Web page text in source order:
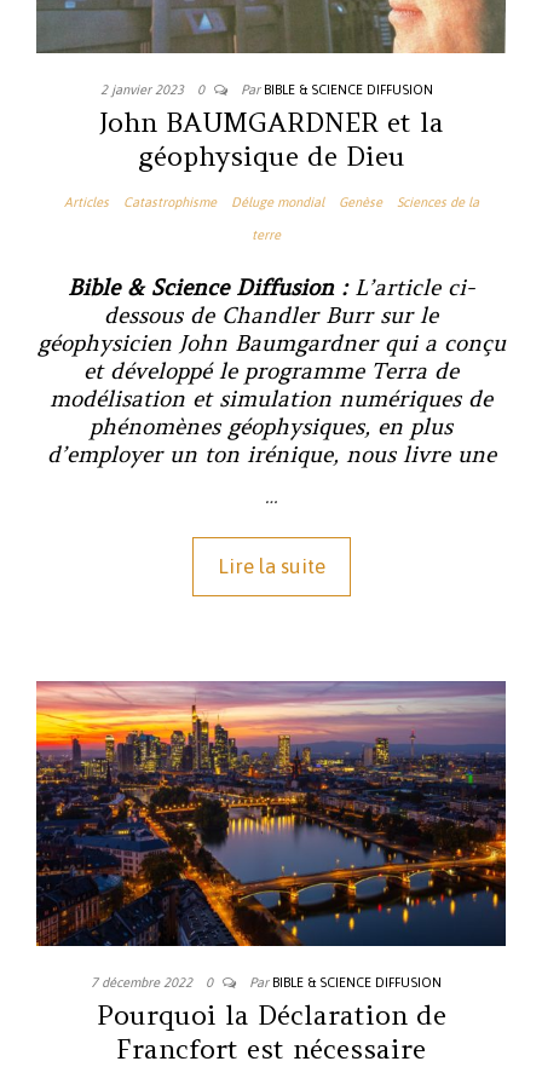
2 janvier 2023 0 Par BIBLE & SCIENCE DIFFUSION
John BAUMGARDNER et la
géophysique de Dieu
Articles Catastrophisme Déluge mondial Genèse Sciences de la
terre
Bible & Science Diffusion :L’article ci-
dessous de Chandler Burr sur le
géophysicien John Baumgardner qui a conçu
et développé le programme Terra de
modélisation et simulation numériques de
phénomènes géophysiques, en plus
d’employer un ton irénique, nous livre une
…
Lire la suite
7 décembre 2022 0 Par BIBLE & SCIENCE DIFFUSION
Pourquoi la Déclaration de
Francfort est nécessaire